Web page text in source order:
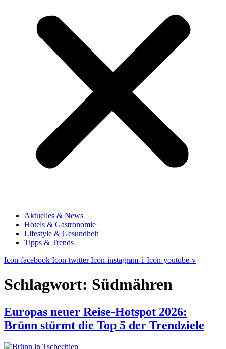
Aktuelles & News
Hotels & Gastronomie
Lifestyle & Gesundheit
Tipps & Trends
Icon-facebook Icon-twitter Icon-instagram-1 Icon-youtube-v
Schlagwort: Südmähren
Europas neuer Reise-Hotspot 2026:
Brünn stürmt die Top 5 der Trendziele